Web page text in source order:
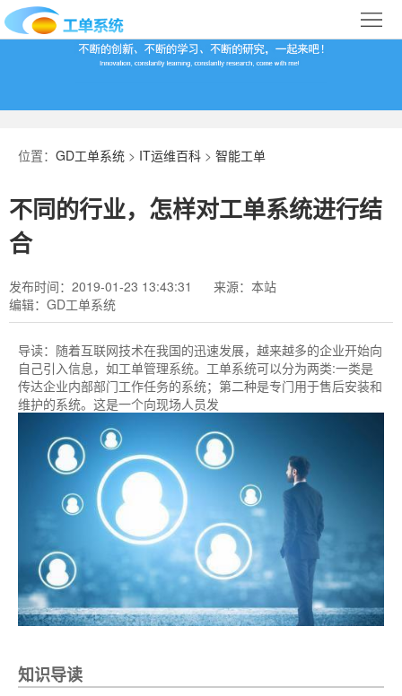
首
们
导
位置： GD工单系统 > IT运维百科 > 智能工单
不同的行业，怎样对工单系统进行结
合
发布时间：2019-01-23 13:43:31
来源：本站
编辑：GD工单系统
导读： 随着互联网技术在我国的迅速发展，越来越多的企业开始向
自己引入信息，如工单管理系统。工单系统可以分为两类:一类是
传达企业内部部门工作任务的系统；第二种是专门用于售后安装和
维护的系统。这是一个向现场人员发
知识导读